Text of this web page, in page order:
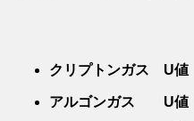
クリプトンガス U値
アルゴンガス U値